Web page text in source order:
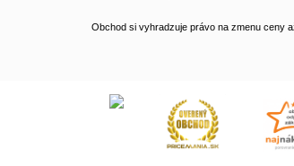
Obchod si vyhradzuje právo na zmenu ceny